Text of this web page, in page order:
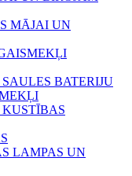
MĀJAI UN
BATERIJU
LAMPAS UN